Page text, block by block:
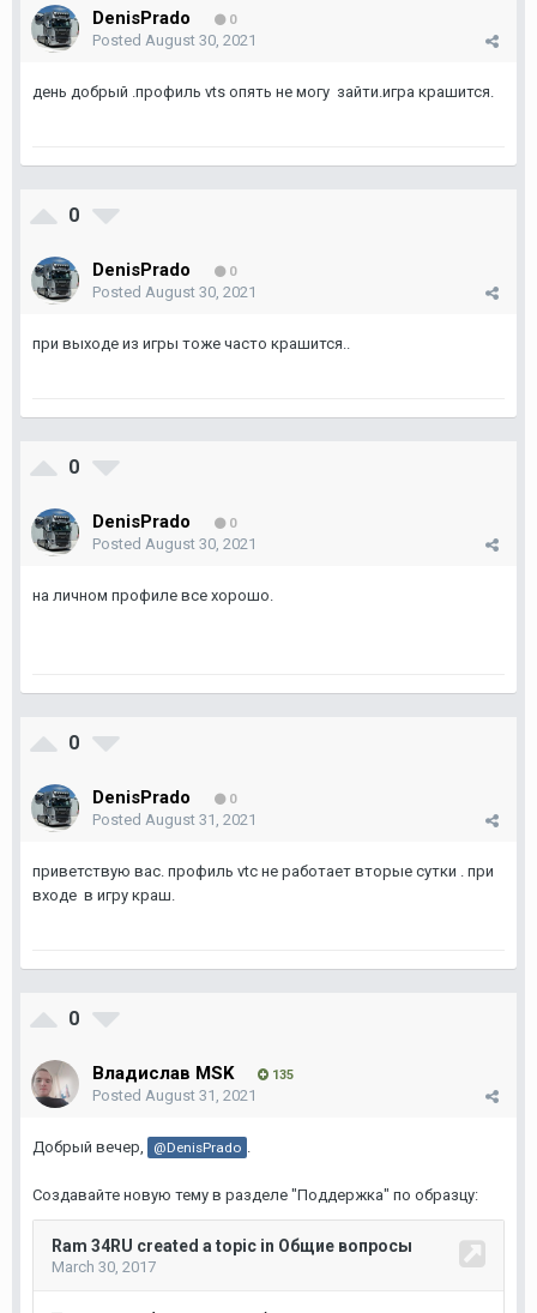
DenisPrado 0
Posted August 30, 2021
день добрый .профиль vts опять не могу зайти.игра крашится.
0
DenisPrado 0
Posted August 30, 2021
при выходе из игры тоже часто крашится..
0
DenisPrado 0
Posted August 30, 2021
на личном профиле все хорошо.
0
DenisPrado 0
Posted August 31, 2021
приветствую вас. профиль vtc не работает вторые сутки . при
входе в игру краш.
0
Владислав MSK 135
Posted August 31, 2021
Добрый вечер, @DenisPrado .
Создавайте новую тему в разделе "Поддержка" по образцу: